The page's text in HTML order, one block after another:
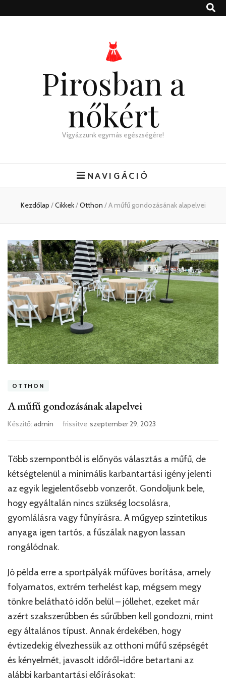
Pirosban a
nőkért
Vigyázzunk egymás egészségére!
NAVIGÁCIÓ
Kezdőlap /Cikkek/Otthon /A műfű gondozásának alapelvei
OTTHON
A műfű gondozásának alapelvei
Készítő: admin frissítve szeptember 29, 2023
Több szempontból is előnyös választás a műfű, de
kétségtelenül a minimális karbantartási igény jelenti
az egyik legjelentősebb vonzerőt. Gondoljunk bele,
hogy egyáltalán nincs szükség locsolásra,
gyomlálásra vagy fűnyírásra. A műgyep szintetikus
anyaga igen tartós, a fűszálak nagyon lassan
rongálódnak.
Jó példa erre a sportpályák műfüves borítása, amely
folyamatos, extrém terhelést kap, mégsem megy
tönkre belátható időn belül – jóllehet, ezeket már
azért szakszerűbben és sűrűbben kell gondozni, mint
egy általános típust. Annak érdekében, hogy
évtizedekig élvezhessük az otthoni műfű szépségét
és kényelmét, javasolt időről-időre betartani az
alábbi karbantartási előírásokat: